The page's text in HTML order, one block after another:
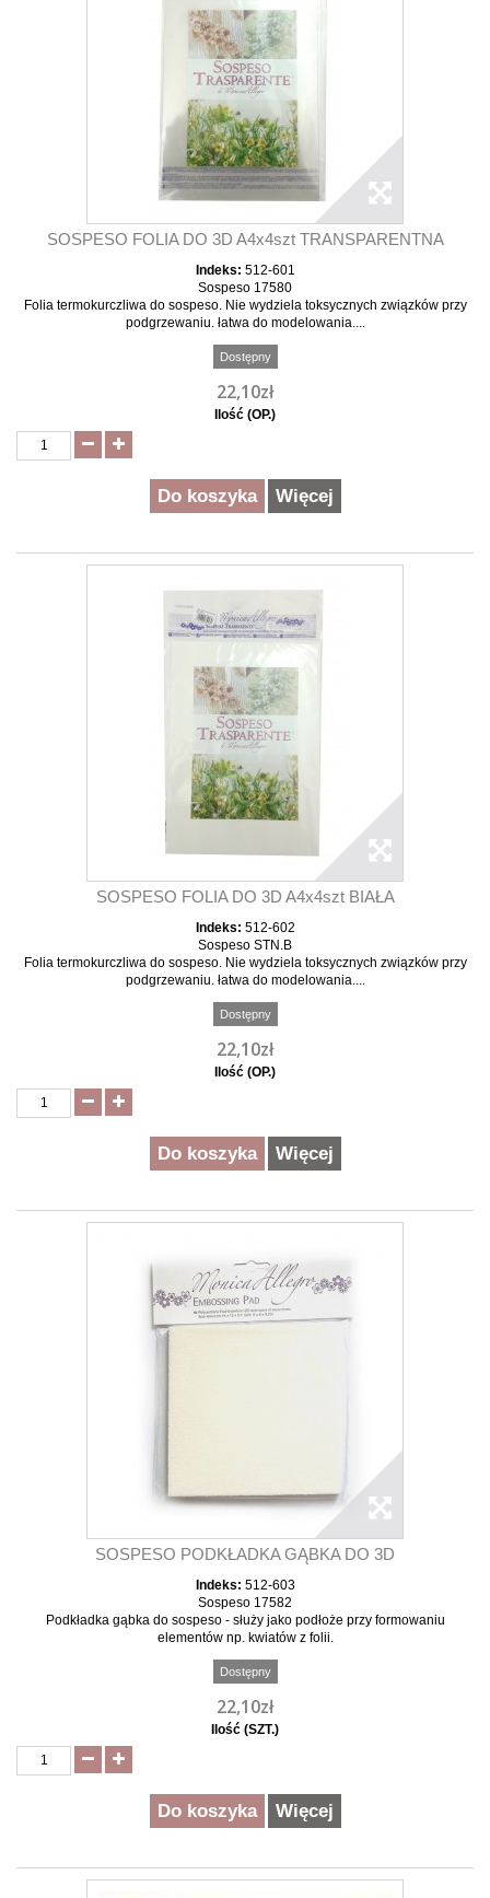
SOSPESO FOLIA DO 3D A4x4szt TRANSPARENTNA
Indeks: 512-601
Sospeso 17580
Folia termokurczliwa do sospeso. Nie wydziela toksycznych związków przy
podgrzewaniu. łatwa do modelowania....
Dostępny
22,10zł
Ilość (OP.)
Do koszyka Więcej
SOSPESO FOLIA DO 3D A4x4szt BIAŁA
Indeks: 512-602
Sospeso STN.B
Folia termokurczliwa do sospeso. Nie wydziela toksycznych związków przy
podgrzewaniu. łatwa do modelowania....
Dostępny
22,10zł
Ilość (OP.)
Do koszyka Więcej
SOSPESO PODKŁADKA GĄBKA DO 3D
Indeks: 512-603
Sospeso 17582
Podkładka gąbka do sospeso - służy jako podłoże przy formowaniu
elementów np. kwiatów z folii.
Dostępny
22,10zł
Ilość (SZT.)
Do koszyka Więcej